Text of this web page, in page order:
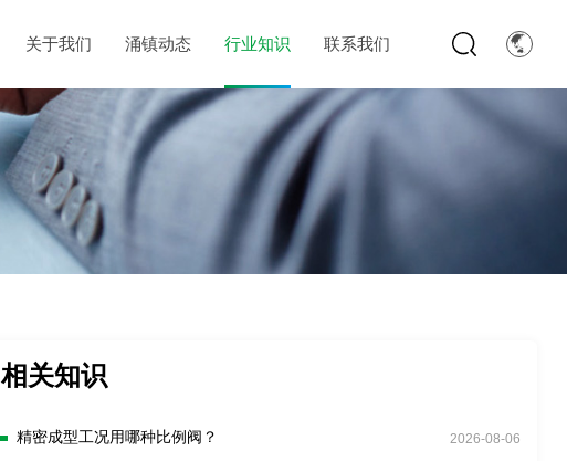
关于我们 涌镇动态 行业知识 联系我们
相关知识
精密成型工况用哪种比例阀？ 2026-08-06